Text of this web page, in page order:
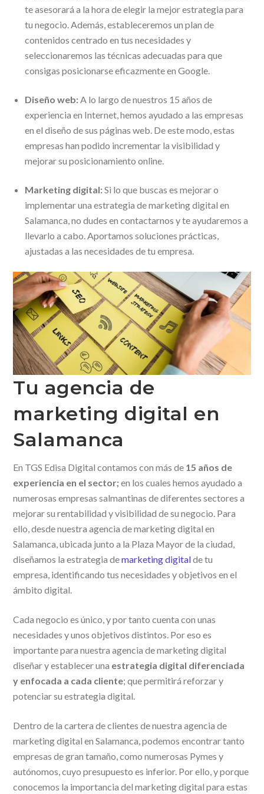
te asesorará a la hora de elegir la mejor estrategia para
tu negocio. Además, estableceremos un plan de
contenidos centrado en tus necesidades y
seleccionaremos las técnicas adecuadas para que
consigas posicionarse eficazmente en Google.
Diseño web: A lo largo de nuestros 15 años de
experiencia en Internet, hemos ayudado a las empresas
en el diseño de sus páginas web. De este modo, estas
empresas han podido incrementar la visibilidad y
mejorar su posicionamiento online.
Marketing digital:Si lo que buscas es mejorar o
implementar una estrategia de marketing digital en
Salamanca, no dudes en contactarnos y te ayudaremos a
llevarlo a cabo. Aportamos soluciones prácticas,
ajustadas a las necesidades de tu empresa.
Tu agencia de
marketing digital en
Salamanca
En TGS Edisa Digital contamos con más de 15 años de
experiencia en el sector;en los cuales hemos ayudado a
numerosas empresas salmantinas de diferentes sectores a
mejorar su rentabilidad y visibilidad de su negocio. Para
ello, desde nuestra agencia de marketing digital en
Salamanca, ubicada junto a la Plaza Mayor de la ciudad,
diseñamos la estrategia demarketing digitalde tu
empresa, identificando tus necesidades y objetivos en el
ámbito digital.
Cada negocio es único, y por tanto cuenta con unas
necesidades y unos objetivos distintos. Por eso es
importante para nuestra agencia de marketing digital
diseñar y establecer una estrategia digital diferenciada
y enfocada a cada cliente; que permitirá reforzar y
potenciar su estrategia digital.
Dentro de la cartera de clientes de nuestra agencia de
marketing digital en Salamanca, podemos encontrar tanto
empresas de gran tamaño, como numerosas Pymes y
autónomos, cuyo presupuesto es inferior. Por ello, y porque
conocemos la importancia del marketing digital para estas